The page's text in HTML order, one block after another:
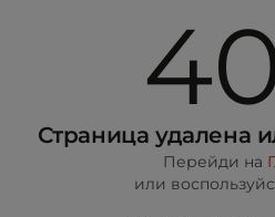
Страница удалена
Перейди на
или